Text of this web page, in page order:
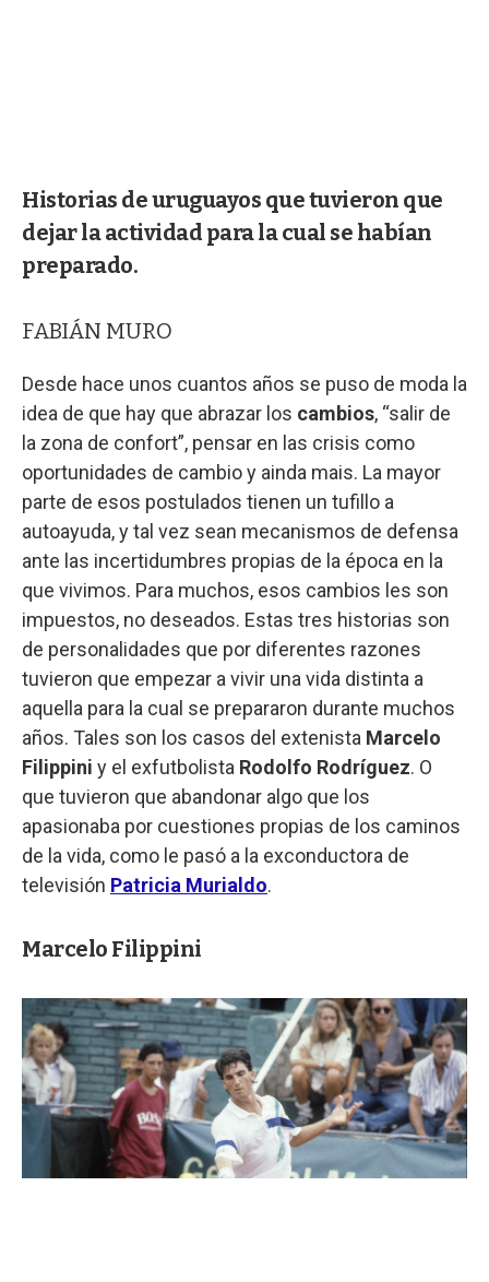
Historias de uruguayos que tuvieron que
dejar la actividad para la cual se habían
preparado.
FABIÁN MURO
Desde hace unos cuantos años se puso de moda la
idea de que hay que abrazar los cambios, “salir de
la zona de confort”, pensar en las crisis como
oportunidades de cambio y ainda mais. La mayor
parte de esos postulados tienen un tufillo a
autoayuda, y tal vez sean mecanismos de defensa
ante las incertidumbres propias de la época en la
que vivimos. Para muchos, esos cambios les son
impuestos, no deseados. Estas tres historias son
de personalidades que por diferentes razones
tuvieron que empezar a vivir una vida distinta a
aquella para la cual se prepararon durante muchos
años. Tales son los casos del extenista Marcelo
Filippini y el exfutbolista Rodolfo Rodríguez. O
que tuvieron que abandonar algo que los
apasionaba por cuestiones propias de los caminos
de la vida, como le pasó a la exconductora de
televisión Patricia Murialdo.
Marcelo Filippini